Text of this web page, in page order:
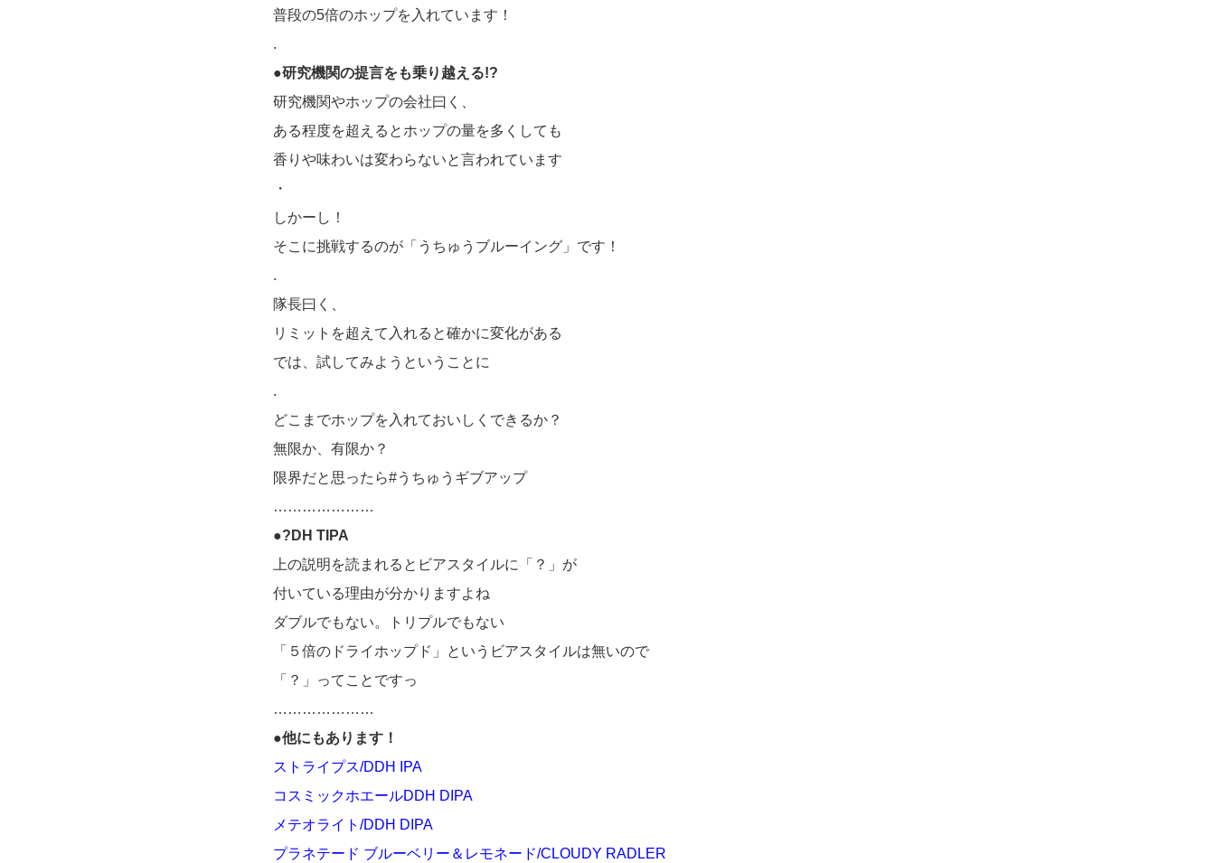
普段の5倍のホップを入れています！
.
●研究機関の提言をも乗り越える!?
研究機関やホップの会社曰く、
ある程度を超えるとホップの量を多くしても
香りや味わいは変わらないと言われています
・
しかーし！
そこに挑戦するのが「うちゅうブルーイング」です！
.
隊長曰く、
リミットを超えて入れると確かに変化がある
では、試してみようということに
.
どこまでホップを入れておいしくできるか？
無限か、有限か？
限界だと思ったら#うちゅうギブアップ
…………………
●?DH TIPA
上の説明を読まれるとビアスタイルに「？」が
付いている理由が分かりますよね
ダブルでもない。トリプルでもない
「５倍のドライホップド」というビアスタイルは無いので
「？」ってことですっ
…………………
●他にもあります！
ストライプス/DDH IPA
コスミックホエールDDH DIPA
メテオライト/DDH DIPA
プラネテード ブルーベリー＆レモネード/CLOUDY RADLER